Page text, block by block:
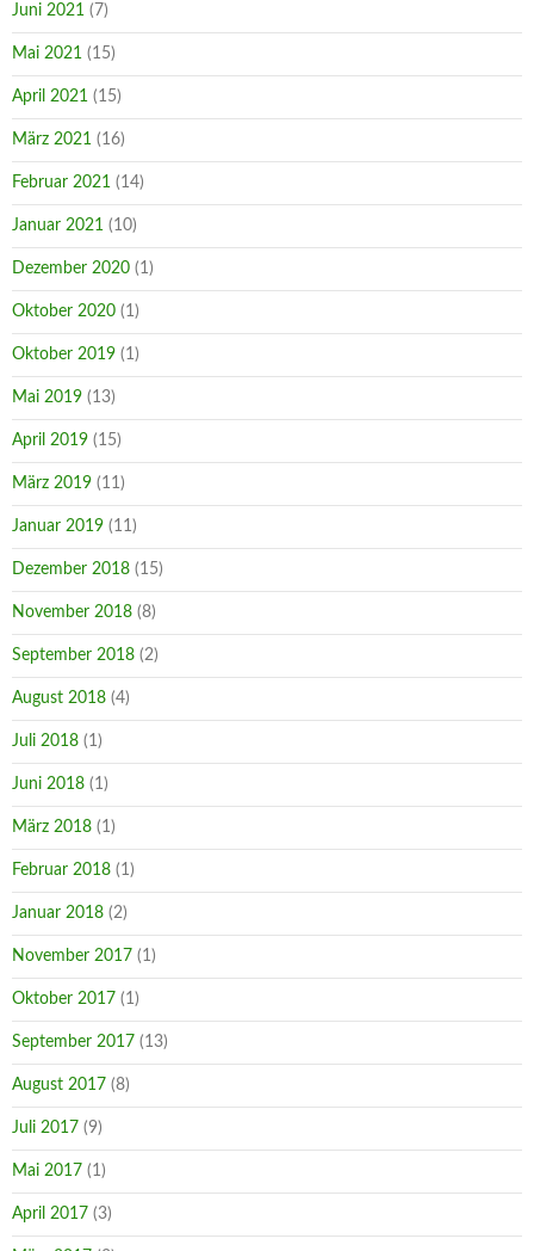
Juni 2021 (7)
Mai 2021 (15)
April 2021 (15)
März 2021 (16)
Februar 2021 (14)
Januar 2021 (10)
Dezember 2020 (1)
Oktober 2020 (1)
Oktober 2019 (1)
Mai 2019 (13)
April 2019 (15)
März 2019 (11)
Januar 2019 (11)
Dezember 2018 (15)
November 2018 (8)
September 2018 (2)
August 2018 (4)
Juli 2018 (1)
Juni 2018 (1)
März 2018 (1)
Februar 2018 (1)
Januar 2018 (2)
November 2017 (1)
Oktober 2017 (1)
September 2017 (13)
August 2017 (8)
Juli 2017 (9)
Mai 2017 (1)
April 2017 (3)